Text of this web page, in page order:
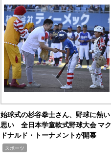
始球式の杉谷拳士さん、野球に熱い
思い 全日本学童軟式野球大会 マク
ドナルド・トーナメントが開幕
スポーツ